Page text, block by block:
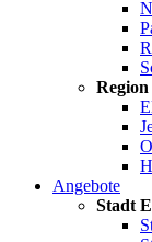
Region
Angebote
Stadt